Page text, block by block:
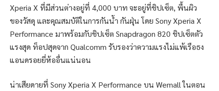
Xperia X ที่มีส่วนต่างอยู่ที่ 4,000 บาท จะอยู่ที่ชิปเซ็ต, พื้นผิว
ของวัสดุ และคุณสมบัติในการกันน้ำ กันฝุ่น โดย Sony Xperia X
Performance มาพร้อมกับชิปเซ็ต Snapdragon 820 ชิปเซ็ตตัว
แรงสุด ท็อปสุดจาก Qualcomm รับรองว่าความแรงไม่แพ้เรือธง
แอนดรอยยี่ห้ออื่นแน่นอน
น่าเสียดายที่ Sony Xperia X Performance บน Wemall ในตอน